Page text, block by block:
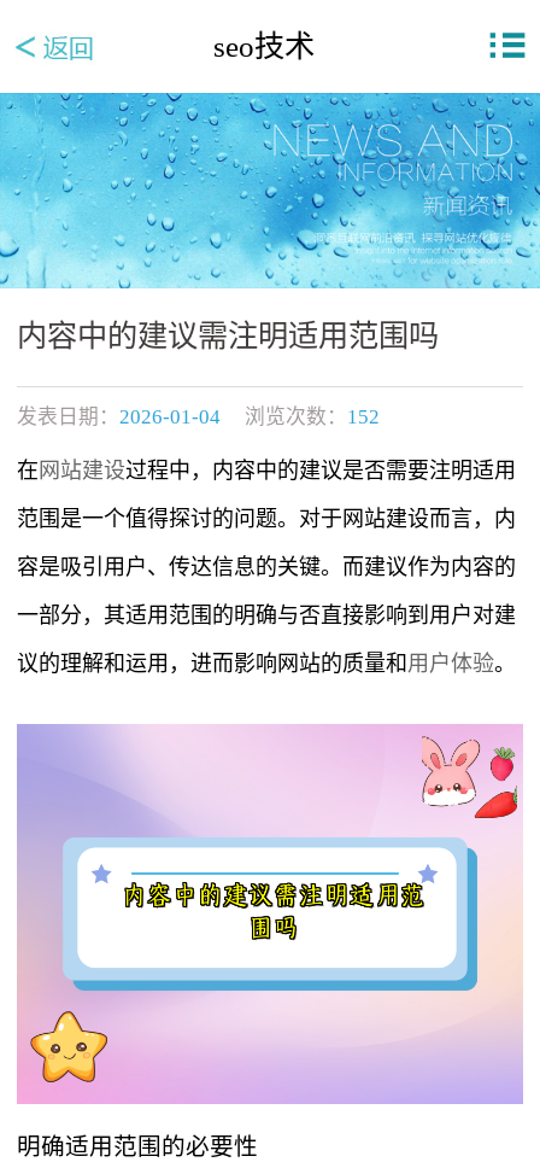
seo技术
内容中的建议需注明适用范围吗
发表日期： 2026-01-04 浏览次数： 152
在 网站建设过程中，内容中的建议是否需要注明适用
范围是一个值得探讨的问题。对于网站建设而言，内
容是吸引用户、传达信息的关键。而建议作为内容的
一部分，其适用范围的明确与否直接影响到用户对建
议的理解和运用，进而影响网站的质量和 用户体验。
明确适用范围的必要性